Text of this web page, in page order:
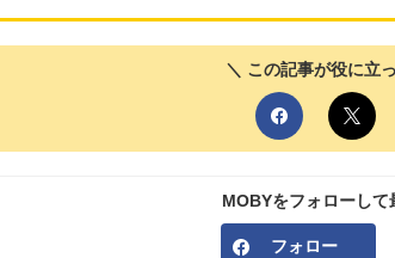
＼ この記事が役に立
MOBYをフォローして
フォロー